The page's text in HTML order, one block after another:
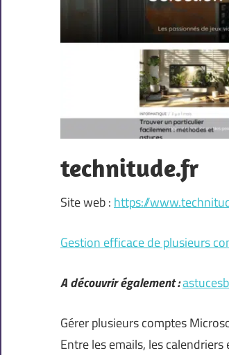
technitude.fr
Site web : https://
Gestion efficace de plusieurs
A découvrir également :
Gérer plusieurs comptes
Entre les emails, les